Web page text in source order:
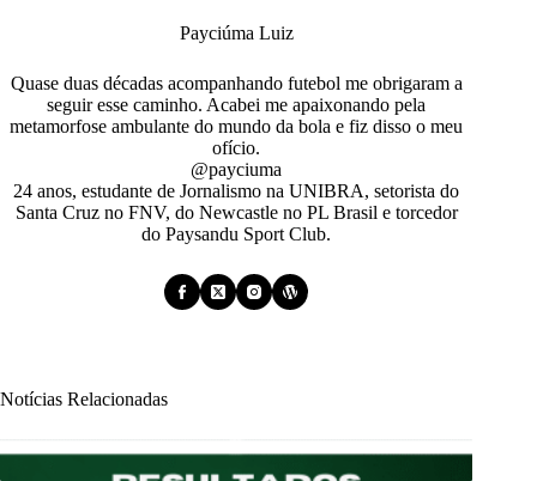
Payciúma Luiz
Quase duas décadas acompanhando futebol me obrigaram a
seguir esse caminho. Acabei me apaixonando pela
metamorfose ambulante do mundo da bola e fiz disso o meu
ofício.
@payciuma
24 anos, estudante de Jornalismo na UNIBRA, setorista do
Santa Cruz no FNV, do Newcastle no PL Brasil e torcedor
do Paysandu Sport Club.
Notícias Relacionadas